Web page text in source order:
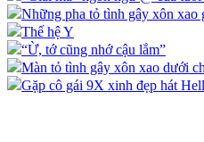
Những pha tỏ tình gây xôn xao
Thế hệ Y
“Ừ, tớ cũng nhớ cậu lắm”
Màn tỏ tình gây xôn xao dưới
Gặp cô gái 9X xinh đẹp hát